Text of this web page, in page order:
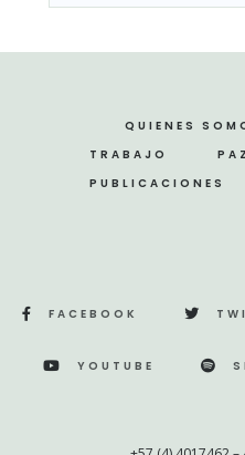
QUIENES
TRABAJO
PAZ
PUBLICACIONES
FACEBOOK
YOUTUBE